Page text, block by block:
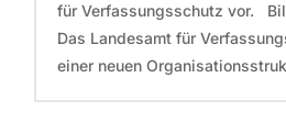
für Verfassungsschutz vor.
Das Landesamt für
einer neuen